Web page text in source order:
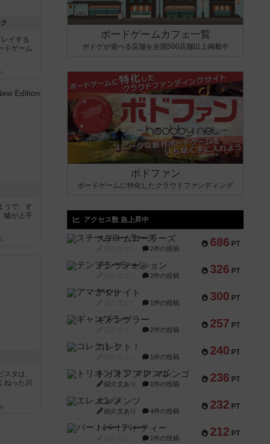
イする
ドゲーム
うで、す
嘘が上手
タは、
ねった川
ボードゲームカフェ一覧
ボドゲが遊べる店舗を全国500店舗以上掲載中
ボドファン
ボードゲームに特化したクラウドファンディング
アクセス数 急上昇中
686 PT
スチームローラーズ
2件の投稿
326 PT
テンプテーション
2件の投稿
300 PT
アマナイト
1件の投稿
257 PT
ギャンブラー
2件の投稿
240 PT
コレクト！
1件の投稿
236 PT
トリオンフ ア マレンゴ
紹介文あり 1件の投稿
232 PT
エレメンツ
紹介文あり 4件の投稿
212 PT
バー！パーティー
1件の投稿